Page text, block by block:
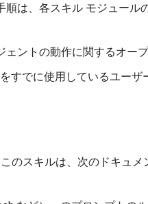
は、各スキル モジュール
ントの動作に関するオープ
すでに使用しているユーザ
のスキルは、次のドキュメ